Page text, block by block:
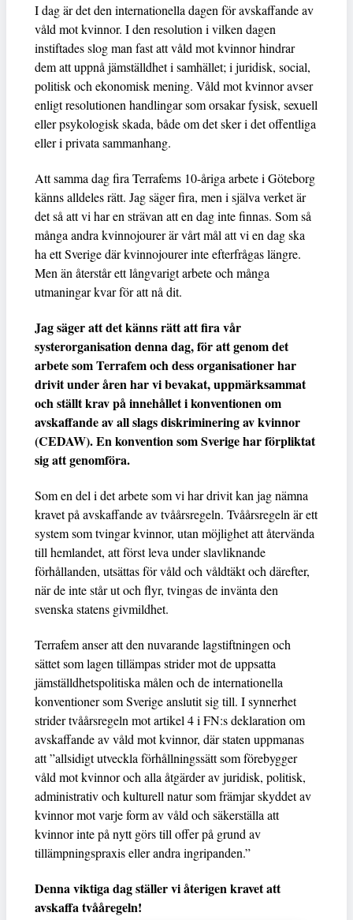
I dag är det den internationella dagen för avskaffande av
våld mot kvinnor. I den resolution i vilken dagen
instiftades slog man fast att våld mot kvinnor hindrar
dem att uppnå jämställdhet i samhället; i juridisk, social,
politisk och ekonomisk mening. Våld mot kvinnor avser
enligt resolutionen handlingar som orsakar fysisk, sexuell
eller psykologisk skada, både om det sker i det offentliga
eller i privata sammanhang.
Att samma dag fira Terrafems 10-åriga arbete i Göteborg
känns alldeles rätt. Jag säger fira, men i själva verket är
det så att vi har en strävan att en dag inte finnas. Som så
många andra kvinnojourer är vårt mål att vi en dag ska
ha ett Sverige där kvinnojourer inte efterfrågas längre.
Men än återstår ett långvarigt arbete och många
utmaningar kvar för att nå dit.
Jag säger att det känns rätt att fira vår
systerorganisation denna dag, för att genom det
arbete som Terrafem och dess organisationer har
drivit under åren har vi bevakat, uppmärksammat
och ställt krav på innehållet i konventionen om
avskaffande av all slags diskriminering av kvinnor
(CEDAW). En konvention som Sverige har förpliktat
sig att genomföra.
Som en del i det arbete som vi har drivit kan jag nämna
kravet på avskaffande av tvåårsregeln. Tvåårsregeln är ett
system som tvingar kvinnor, utan möjlighet att återvända
till hemlandet, att först leva under slavliknande
förhållanden, utsättas för våld och våldtäkt och därefter,
när de inte står ut och flyr, tvingas de invänta den
svenska statens givmildhet.
Terrafem anser att den nuvarande lagstiftningen och
sättet som lagen tillämpas strider mot de uppsatta
jämställdhetspolitiska målen och de internationella
konventioner som Sverige anslutit sig till. I synnerhet
strider tvåårsregeln mot artikel 4 i FN:s deklaration om
avskaffande av våld mot kvinnor, där staten uppmanas
att ”allsidigt utveckla förhållningssätt som förebygger
våld mot kvinnor och alla åtgärder av juridisk, politisk,
administrativ och kulturell natur som främjar skyddet av
kvinnor mot varje form av våld och säkerställa att
kvinnor inte på nytt görs till offer på grund av
tillämpningspraxis eller andra ingripanden.”
Denna viktiga dag ställer vi återigen kravet att
avskaffa tvååregeln!